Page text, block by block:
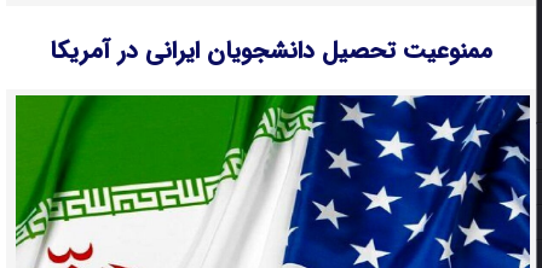
ممنوعیت تحصیل دانشجویان ایرانی در آمریکا